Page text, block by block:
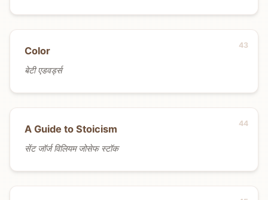
Color
बेटी एडवर्ड्स
A Guide to Stoicism
सेंट जॉर्ज विलियम जोसेफ स्टॉक